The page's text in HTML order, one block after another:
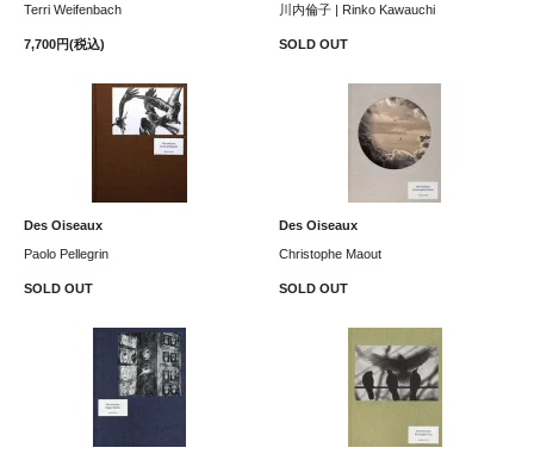
Terri Weifenbach
7,700円(税込)
川内倫子 | Rinko Kawauchi
SOLD OUT
Des Oiseaux
Paolo Pellegrin
SOLD OUT
Des Oiseaux
Christophe Maout
SOLD OUT